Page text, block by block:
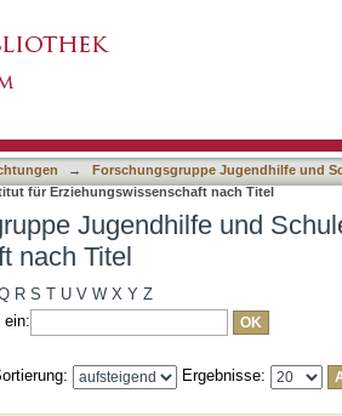
→
Forschungsgruppe Jugendhilfe und
für Erziehungswissenschaft nach Titel
Jugendhilfe und
nach Titel
R S T U V W X Y Z
ein:
Ergebnisse: